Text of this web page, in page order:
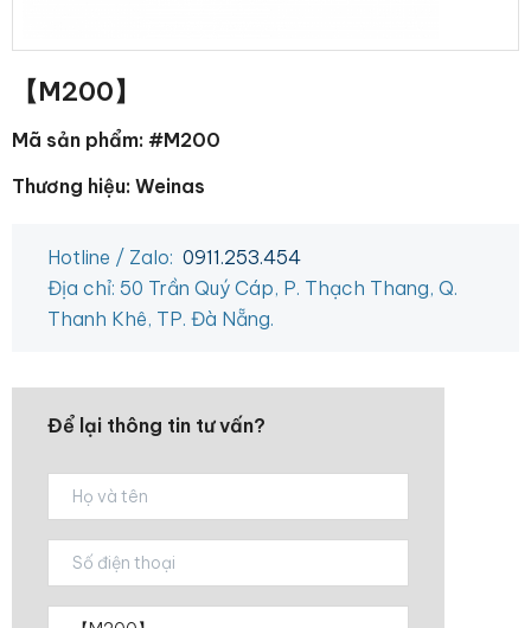
【M200】
Mã sản phẩm: #M200
Thương hiệu: Weinas
Hotline / Zalo: 0911.253.454
Địa chỉ: 50 Trần Quý Cáp, P. Thạch Thang, Q.
Thanh Khê, TP. Đà Nẵng.
Để lại thông tin tư vấn?